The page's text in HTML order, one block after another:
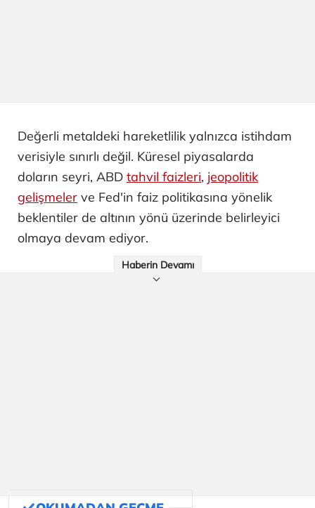
Değerli metaldeki hareketlilik yalnızca istihdam
verisiyle sınırlı değil. Küresel piyasalarda
doların seyri, ABD tahvil faizleri, jeopolitik
gelişmeler ve Fed'in faiz politikasına yönelik
beklentiler de altının yönü üzerinde belirleyici
olmaya devam ediyor.
Haberin Devamı